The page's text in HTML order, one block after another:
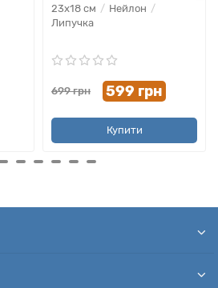
23х18 см
Нейлон
Липучка
699 грн 599 грн
Купити